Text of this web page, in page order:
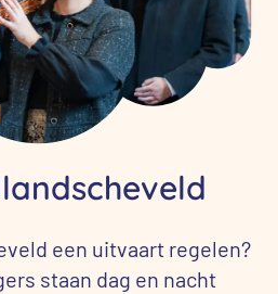
een uitvaart regelen?
staan dag en nacht